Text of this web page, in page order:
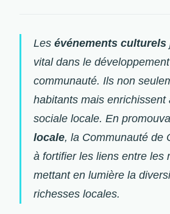
Les événements culturels
vital dans le
communauté. Ils non
habitants mais enrichissent
sociale locale. En
locale, la Communauté de
à fortifier les liens entre les
mettant en lumière la
richesses locales.